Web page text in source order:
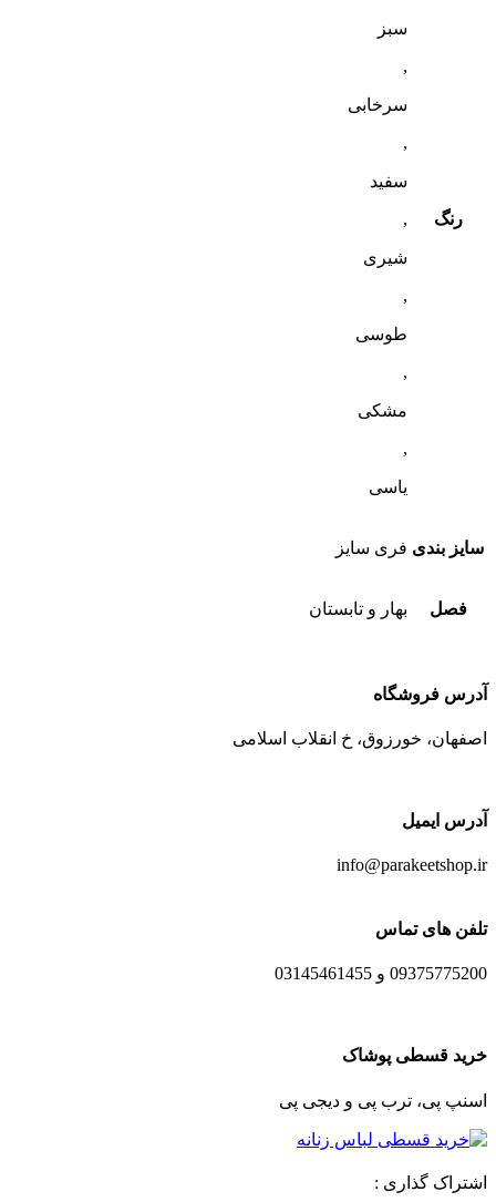
رنگ
سبز
,
سرخابی
,
سفید
,
شیری
,
طوسی
,
مشکی
,
یاسی
سایز بندی فری سایز
فصل بهار و تابستان
آدرس فروشگاه
اصفهان، خورزوق، خ انقلاب اسلامی
آدرس ایمیل
info@parakeetshop.ir
تلفن های تماس
09375775200 و 03145461455
خرید قسطی پوشاک
اسنپ پی، ترب پی و دیجی پی
اشتراک گذاری :